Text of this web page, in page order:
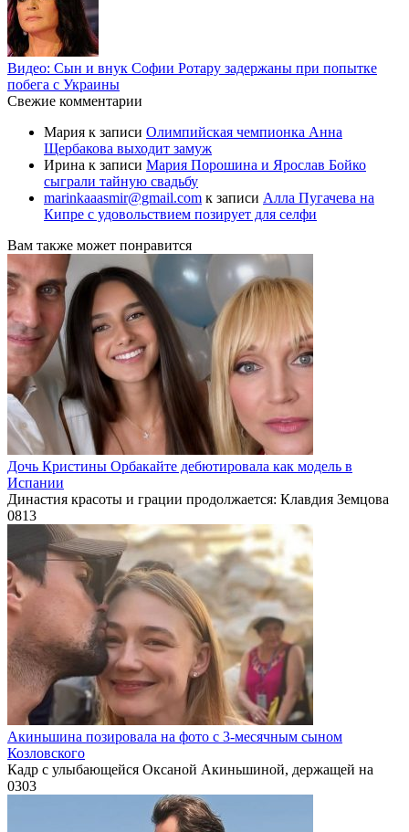
Видео: Сын и внук Софии Ротару задержаны при попытке
побега с Украины
Свежие комментарии
Мария к записи Олимпийская чемпионка Анна
Щербакова выходит замуж
Ирина к записи Мария Порошина и Ярослав Бойко
сыграли тайную свадьбу
marinkaaasmir@gmail.com к записи Алла Пугачева на
Кипре с удовольствием позирует для селфи
Вам также может понравится
Дочь Кристины Орбакайте дебютировала как модель в
Испании
Династия красоты и грации продолжается: Клавдия Земцова
0813
Акиньшина позировала на фото с 3-месячным сыном
Козловского
Кадр с улыбающейся Оксаной Акиньшиной, держащей на
0303